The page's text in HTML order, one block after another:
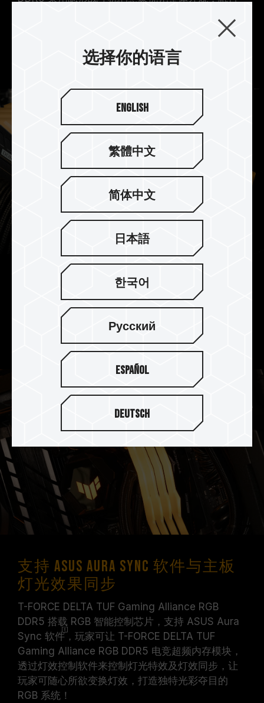
浑然一体的流线型设计，呼应 RGB 炫彩全幅式
强化电源管理芯片散热设计
DELTA TUF Gaming RGB DDR5 搭配使用专业导热
硅胶，强化电源管理芯片(PMIC)散热设计，有效降
支持 ASUS Aura Sync 软件与主板
灯光效果同步
T-FORCE DELTA TUF Gaming Alliance RGB
DDR5 搭载 RGB 智能控制芯片，支持 ASUS Aura
Sync 软件，玩家可让 T-FORCE DELTA TUF
Gaming Alliance RGB DDR5 电竞超频内存模块，
透过灯效控制软件来控制灯光特效及灯效同步，让
玩家可随心所欲变换灯效，打造独特光彩夺目的
RGB 系统！
选择你的语言
English
繁體中文
简体中文
日本語
한국어
Русский
Español
Deutsch